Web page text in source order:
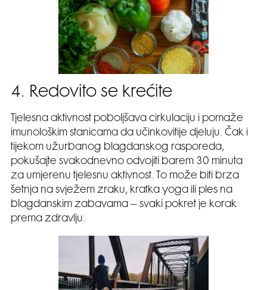
4. Redovito se krećite
Tjelesna aktivnost poboljšava cirkulaciju i pomaže
imunološkim stanicama da učinkovitije djeluju. Čak i
tijekom užurbanog blagdanskog rasporeda,
pokušajte svakodnevno odvojiti barem 30 minuta
za umjerenu tjelesnu aktivnost. To može biti brza
šetnja na svježem zraku, kratka yoga ili ples na
blagdanskim zabavama – svaki pokret je korak
prema zdravlju.